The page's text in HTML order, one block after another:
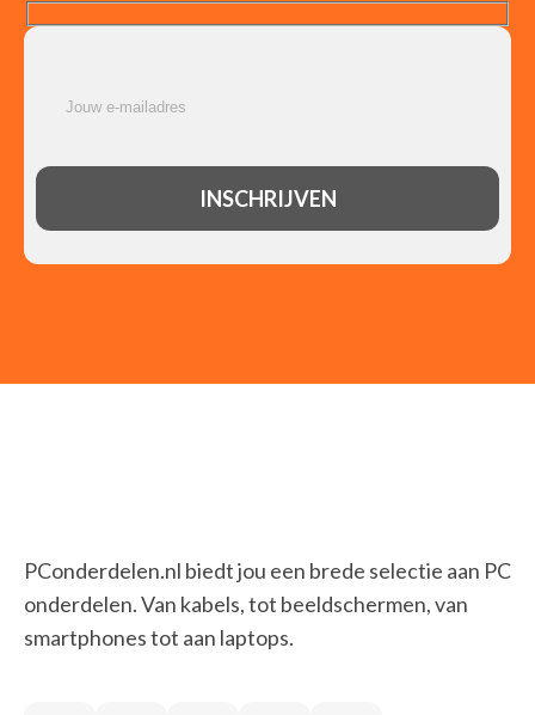
PConderdelen.nl biedt jou een brede selectie aan PC
onderdelen. Van kabels, tot beeldschermen, van
smartphones tot aan laptops.